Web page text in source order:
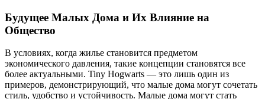
Будущее Малых Дома и Их Влияние на
Общество
В условиях, когда жилье становится предметом
экономического давления, такие концепции становятся все
более актуальными. Tiny Hogwarts — это лишь один из
примеров, демонстрирующий, что малые дома могут сочетать
стиль, удобство и устойчивость. Малые дома могут стать